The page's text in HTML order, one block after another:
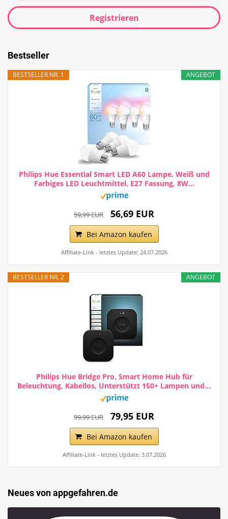
Registrieren
Bestseller
ANGEBOT
BESTSELLER NR. 1
Philips Hue Essential Smart LED A60 Lampe, Weiß und
Farbiges LED Leuchtmittel, E27 Fassung, 8W...
59,99 EUR 56,69 EUR
Bei Amazon kaufen
Affiliate-Link - letztes Update: 24.07.2026
ANGEBOT
BESTSELLER NR. 2
Philips Hue Bridge Pro, Smart Home Hub für
Beleuchtung, Kabellos, Unterstützt 150+ Lampen und...
99,99 EUR 79,95 EUR
Bei Amazon kaufen
Affiliate-Link - letztes Update: 3.07.2026
Neues von appgefahren.de